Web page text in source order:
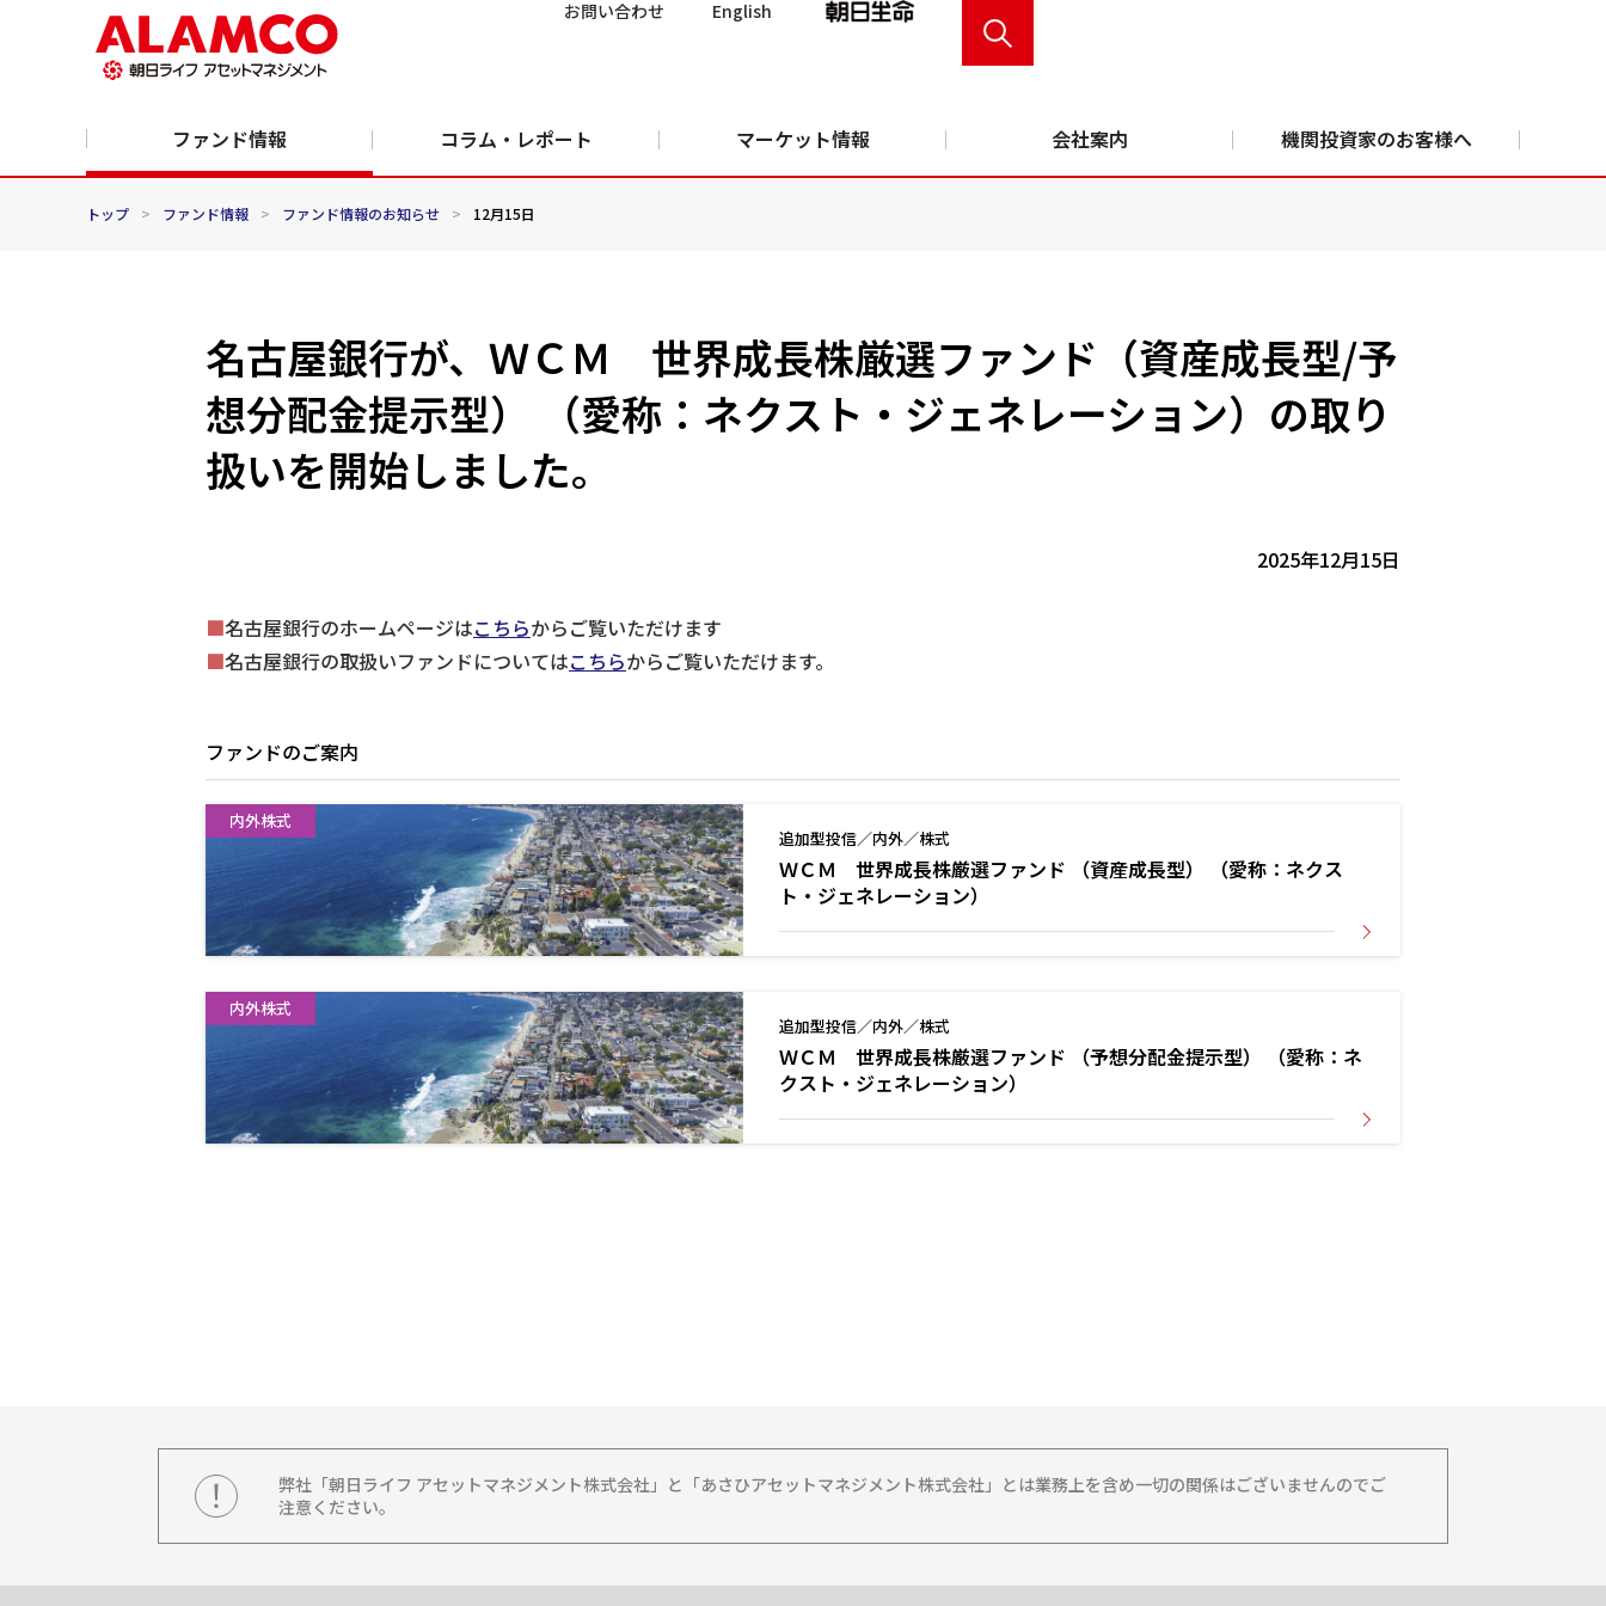
お問い合わせ English
ファンド情報 コラム・レポート マーケット情報 会社案内 機関投資家のお客様へ
トップ > ファンド情報 > ファンド情報のお知らせ > 12月15日
名古屋銀行が、ＷＣＭ 世界成長株厳選ファンド（資産成長型/予
想分配金提示型） （愛称：ネクスト・ジェネレーション）の取り
扱いを開始しました。
2025年12月15日
■名古屋銀行のホームページはこちらからご覧いただけます
■名古屋銀行の取扱いファンドについてはこちらからご覧いただけます。
ファンドのご案内
内外株式
追加型投信／内外／株式
ＷＣＭ 世界成長株厳選ファンド （資産成長型） （愛称：ネクス
ト・ジェネレーション）
内外株式
追加型投信／内外／株式
ＷＣＭ 世界成長株厳選ファンド （予想分配金提示型） （愛称：ネ
クスト・ジェネレーション）
弊社「朝日ライフ アセットマネジメント株式会社」と「あさひアセットマネジメント株式会社」とは業務上を含め一切の関係はございませんのでご
注意ください。